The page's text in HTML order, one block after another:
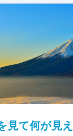
見て何が見